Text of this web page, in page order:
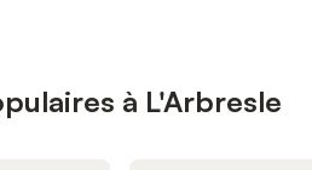
à L'Arbresle